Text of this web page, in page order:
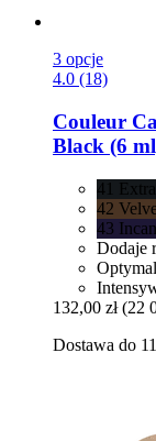
3 opcje
4.0 (18)
Couleur
Black (6
41
42
43
Dodaje
132,00 zł (22
Dostawa do